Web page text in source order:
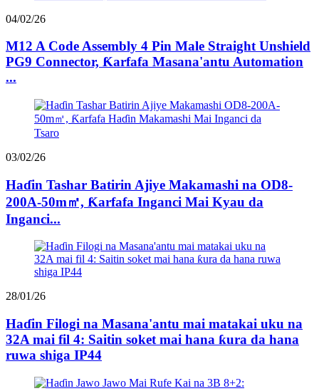
04/02/26
M12 A Code Assembly 4 Pin Male Straight Unshield
PG9 Connector, Ƙarfafa Masana'antu Automation
...
03/02/26
Haɗin Tashar Batirin Ajiye Makamashi na OD8-
200A-50m㎡, Ƙarfafa Inganci Mai Kyau da
Inganci...
28/01/26
Haɗin Filogi na Masana'antu mai matakai uku na
32A mai fil 4: Saitin soket mai hana ƙura da hana
ruwa shiga IP44